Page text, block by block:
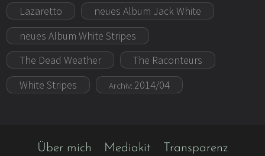
Lazaretto
neues Album Jack White
neues Album White Stripes
The Dead Weather
The Raconteurs
White Stripes
Archiv: 2014/04
Über mich Mediakit
Transparenz